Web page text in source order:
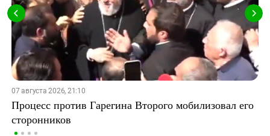
07 августа 2026, 21:10
Процесс против Гарегина Второго мобилизовал его
сторонников